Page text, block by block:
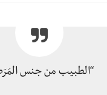
“الطبيب من جنس